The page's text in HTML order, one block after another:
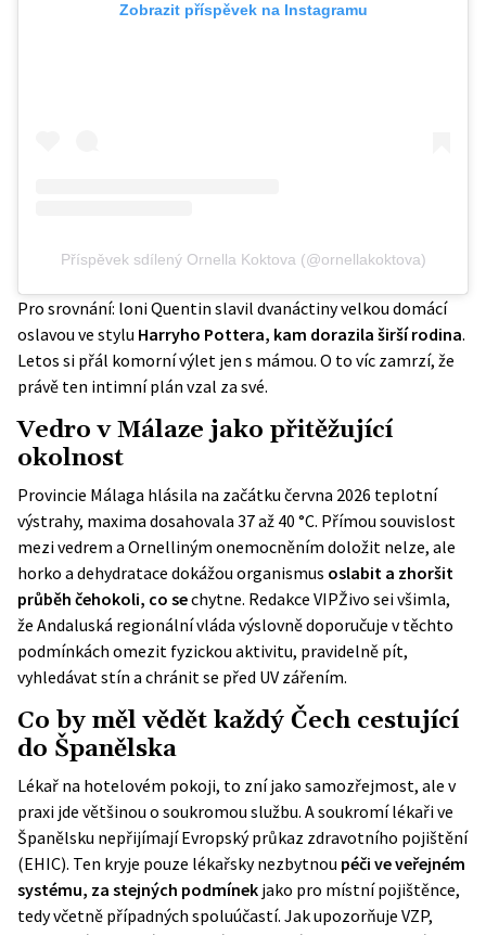
Zobrazit příspěvek na Instagramu
Příspěvek sdílený Ornella Koktova (@ornellakoktova)
Pro srovnání: loni Quentin slavil dvanáctiny velkou domácí
oslavou ve stylu Harryho Pottera, kam dorazila širší rodina.
Letos si přál komorní výlet jen s mámou. O to víc zamrzí, že
právě ten intimní plán vzal za své.
Vedro v Málaze jako přitěžující
okolnost
Provincie Málaga hlásila na začátku června 2026 teplotní
výstrahy, maxima dosahovala 37 až 40 °C. Přímou souvislost
mezi vedrem a Ornelliným onemocněním doložit nelze, ale
horko a dehydratace dokážou organismus oslabit a zhoršit
průběh čehokoli, co sechytne. Redakce VIPŽivo sei všimla,
že Andaluská regionální vláda výslovně doporučuje v těchto
podmínkách omezit fyzickou aktivitu, pravidelně pít,
vyhledávat stín a chránit se před UV zářením.
Co by měl vědět každý Čech cestující
do Španělska
Lékař na hotelovém pokoji, to zní jako samozřejmost, ale v
praxi jde většinou o soukromou službu. A soukromí lékaři ve
Španělsku nepřijímají Evropský průkaz zdravotního pojištění
(EHIC). Ten kryje pouze lékařsky nezbytnou péči ve veřejném
systému, za stejných podmínek jako pro místní pojištěnce,
tedy včetně případných spoluúčastí. Jak upozorňuje VZP,